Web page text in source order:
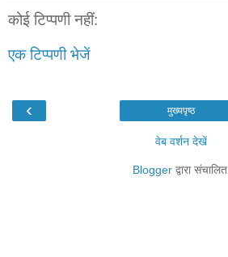
कोई टिप्पणी नहीं:
एक टिप्पणी भेजें
‹ मुख्यपृष्ठ
वेब वर्शन देखें
Bloggerद्वारा संचालित.